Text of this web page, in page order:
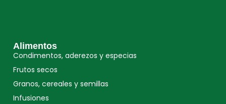
Alimentos
Condimentos, aderezos y especias
Frutos secos
Granos, cereales y semillas
Infusiones